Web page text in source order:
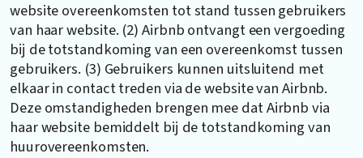
website overeenkomsten tot stand tussen gebruikers
van haar website. (2) Airbnb ontvangt een vergoeding
bij de totstandkoming van een overeenkomst tussen
gebruikers. (3) Gebruikers kunnen uitsluitend met
elkaar in contact treden via de website van Airbnb.
Deze omstandigheden brengen mee dat Airbnb via
haar website bemiddelt bij de totstandkoming van
huurovereenkomsten.